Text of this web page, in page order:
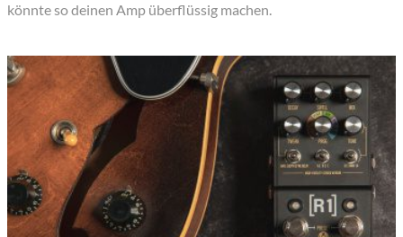
könnte so deinen Amp überflüssig machen.